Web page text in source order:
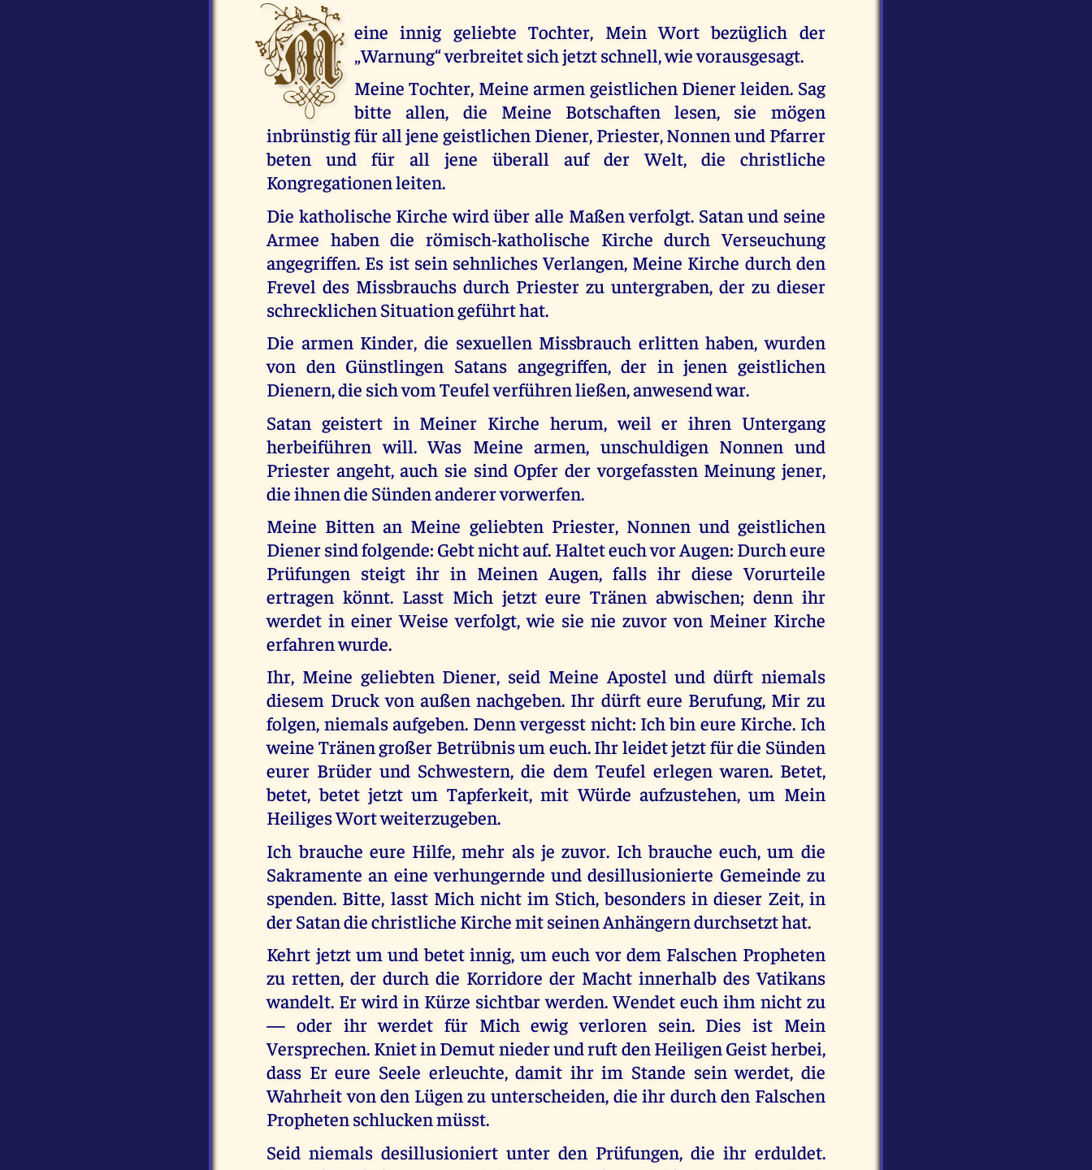
M eine innig geliebte Tochter, Mein Wort bezüglich der
„Warnung“ verbreitet sich jetzt schnell, wie vorausgesagt.
Meine Tochter, Meine armen geistlichen Diener leiden. Sag
bitte allen, die Meine Botschaften lesen, sie mögen
inbrünstig für all jene geistlichen Diener, Priester, Nonnen und Pfarrer
beten und für all jene überall auf der Welt, die christliche
Kongregationen leiten.
Die katholische Kirche wird über alle Maßen verfolgt. Satan und seine
Armee haben die römisch-katholische Kirche durch Verseuchung
angegriffen. Es ist sein sehnliches Verlangen, Meine Kirche durch den
Frevel des Missbrauchs durch Priester zu untergraben, der zu dieser
schrecklichen Situation geführt hat.
Die armen Kinder, die sexuellen Missbrauch erlitten haben, wurden
von den Günstlingen Satans angegriffen, der in jenen geistlichen
Dienern, die sich vom Teufel verführen ließen, anwesend war.
Satan geistert in Meiner Kirche herum, weil er ihren Untergang
herbeiführen will. Was Meine armen, unschuldigen Nonnen und
Priester angeht, auch sie sind Opfer der vorgefassten Meinung jener,
die ihnen die Sünden anderer vorwerfen.
Meine Bitten an Meine geliebten Priester, Nonnen und geistlichen
Diener sind folgende: Gebt nicht auf. Haltet euch vor Augen: Durch eure
Prüfungen steigt ihr in Meinen Augen, falls ihr diese Vorurteile
ertragen könnt. Lasst Mich jetzt eure Tränen abwischen; denn ihr
werdet in einer Weise verfolgt, wie sie nie zuvor von Meiner Kirche
erfahren wurde.
Ihr, Meine geliebten Diener, seid Meine Apostel und dürft niemals
diesem Druck von außen nachgeben. Ihr dürft eure Berufung, Mir zu
folgen, niemals aufgeben. Denn vergesst nicht: Ich bin eure Kirche. Ich
weine Tränen großer Betrübnis um euch. Ihr leidet jetzt für die Sünden
eurer Brüder und Schwestern, die dem Teufel erlegen waren. Betet,
betet, betet jetzt um Tapferkeit, mit Würde aufzustehen, um Mein
Heiliges Wort weiterzugeben.
Ich brauche eure Hilfe, mehr als je zuvor. Ich brauche euch, um die
Sakramente an eine verhungernde und desillusionierte Gemeinde zu
spenden. Bitte, lasst Mich nicht im Stich, besonders in dieser Zeit, in
der Satan die christliche Kirche mit seinen Anhängern durchsetzt hat.
Kehrt jetzt um und betet innig, um euch vor dem Falschen Propheten
zu retten, der durch die Korridore der Macht innerhalb des Vatikans
wandelt. Er wird in Kürze sichtbar werden. Wendet euch ihm nicht zu
— oder ihr werdet für Mich ewig verloren sein. Dies ist Mein
Versprechen. Kniet in Demut nieder und ruft den Heiligen Geist herbei,
dass Er eure Seele erleuchte, damit ihr im Stande sein werdet, die
Wahrheit von den Lügen zu unterscheiden, die ihr durch den Falschen
Propheten schlucken müsst.
Seid niemals desillusioniert unter den Prüfungen, die ihr erduldet.